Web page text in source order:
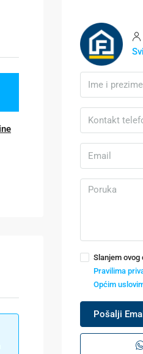
Slanjem
Pravilima
Općim
Pošalji